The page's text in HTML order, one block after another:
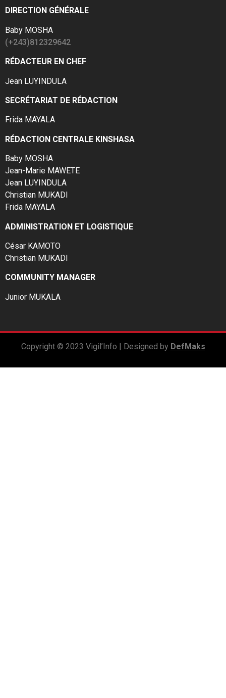
DIRECTION GÉNÉRALE
Baby MOSHA
(+243)812329642
RÉDACTEUR EN CHEF
Jean LUYINDULA
SECRÉTARIAT DE RÉDACTION
Frida MAYALA
RÉDACTION CENTRALE KINSHASA
Baby MOSHA
Jean-Marie MAWETE
Jean LUYINDULA
Christian MUKADI
Frida MAYALA
ADMINISTRATION ET LOGISTIQUE
César KAMOTO
Christian MUKADI
COMMUNITY MANAGER
Junior MUKALA
Copyright © 2023 Vigil’Info | Designed by DefMaks